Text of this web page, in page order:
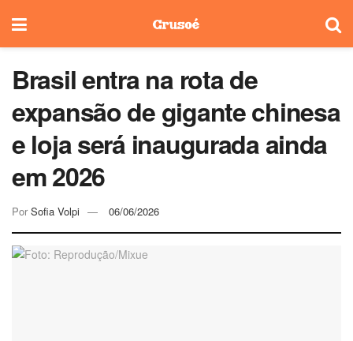
Brasil entra na rota de
expansão de gigante chinesa
e loja será inaugurada ainda
em 2026
Por Sofia Volpi 06/06/2026